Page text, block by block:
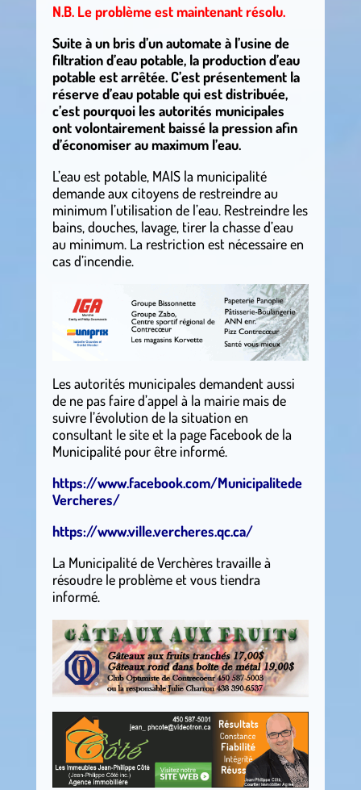
N.B. Le problème est maintenant résolu.
Suite à un bris d’un automate à l’usine de
filtration d’eau potable, la production d’eau
potable est arrêtée. C’est présentement la
réserve d’eau potable qui est distribuée,
c’est pourquoi les autorités municipales
ont volontairement baissé la pression afin
d’économiser au maximum l’eau.
L’eau est potable, MAIS la municipalité
demande aux citoyens de restreindre au
minimum l’utilisation de l’eau. Restreindre les
bains, douches, lavage, tirer la chasse d’eau
au minimum. La restriction est nécessaire en
cas d’incendie.
Les autorités municipales demandent aussi
de ne pas faire d’appel à la mairie mais de
suivre l’évolution de la situation en
consultant le site et la page Facebook de la
Municipalité pour être informé.
https://www.facebook.com/Municipalitede
Vercheres/
https://www.ville.vercheres.qc.ca/
La Municipalité de Verchères travaille à
résoudre le problème et vous tiendra
informé.